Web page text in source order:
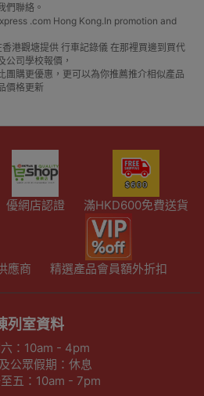
們聯絡。
.com Hong Kong.In promotion and
港觀塘提供 行車記錄儀 在那裡買邊到買代
公司學校報價，
團購更優惠，更可以為你推薦推介相似產品
價格更新
優網店認證 滿HKD600免費送貨
應商 精選產品會員額外折扣
列室資料
：10am - 4pm
公眾假期：休息
五：10am - 7pm